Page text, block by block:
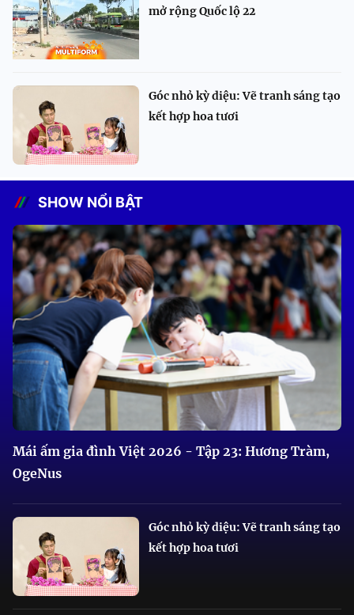
mở rộng Quốc lộ 22
Góc nhỏ kỳ diệu: Vẽ tranh sáng tạo
kết hợp hoa tươi
SHOW NỔI BẬT
Mái ấm gia đình Việt 2026 - Tập 23: Hương Tràm,
OgeNus
Góc nhỏ kỳ diệu: Vẽ tranh sáng tạo
kết hợp hoa tươi